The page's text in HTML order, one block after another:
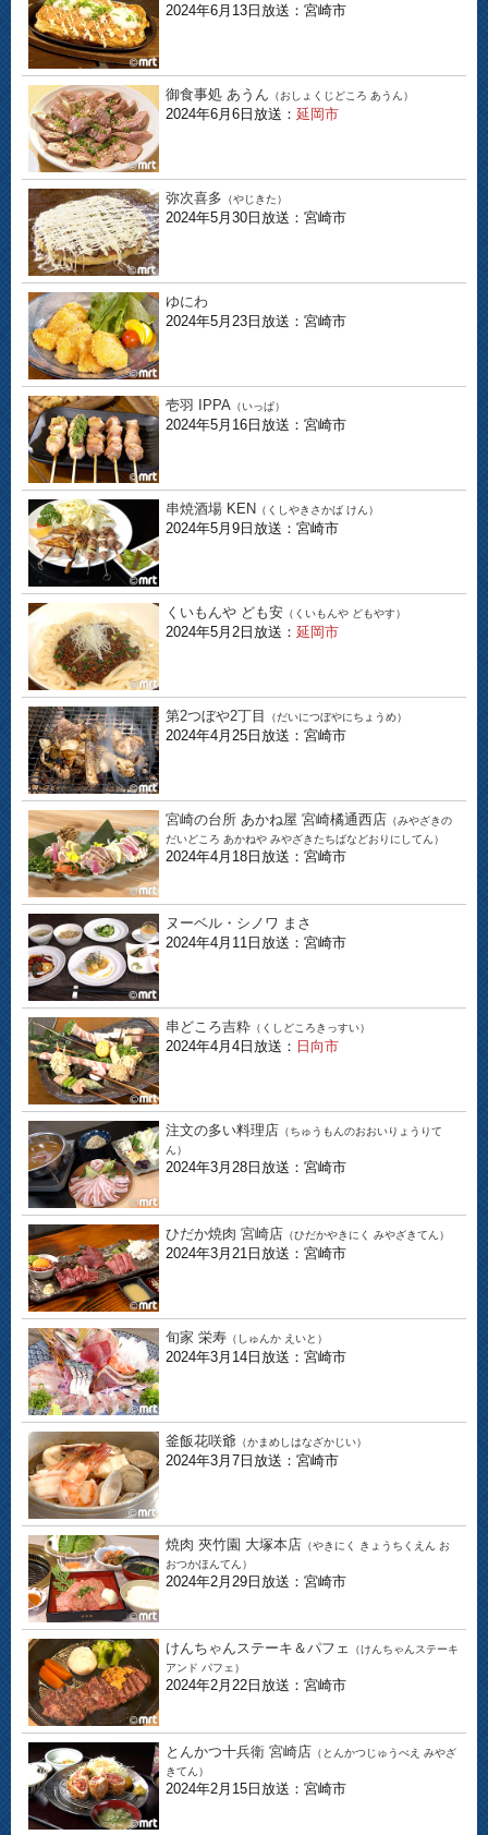
2024年6月13日放送：宮崎市
御食事処 あうん （おしょくじどころ あうん）
2024年6月6日放送： 延岡市
弥次喜多 （やじきた）
2024年5月30日放送：宮崎市
ゆにわ
2024年5月23日放送：宮崎市
壱羽 IPPA （いっぱ）
2024年5月16日放送：宮崎市
串焼酒場 KEN （くしやきさかば けん）
2024年5月9日放送：宮崎市
くいもんや ども安 （くいもんや どもやす）
2024年5月2日放送： 延岡市
第2つぼや2丁目 （だいにつぼやにちょうめ）
2024年4月25日放送：宮崎市
宮崎の台所 あかね屋 宮崎橘通西店 （みやざきの
だいどころ あかねや みやざきたちばなどおりにしてん）
2024年4月18日放送：宮崎市
ヌーベル・シノワ まさ
2024年4月11日放送：宮崎市
串どころ吉粋 （くしどころきっすい）
2024年4月4日放送： 日向市
注文の多い料理店 （ちゅうもんのおおいりょうりて
ん）
2024年3月28日放送：宮崎市
ひだか焼肉 宮崎店 （ひだかやきにく みやざきてん）
2024年3月21日放送：宮崎市
旬家 栄寿 （しゅんか えいと）
2024年3月14日放送：宮崎市
釜飯花咲爺 （かまめしはなざかじい）
2024年3月7日放送：宮崎市
焼肉 夾竹園 大塚本店 （やきにく きょうちくえん お
おつかほんてん）
2024年2月29日放送：宮崎市
けんちゃんステーキ＆パフェ
（けんちゃんステーキ
アンド パフェ）
2024年2月22日放送：宮崎市
とんかつ十兵衛 宮崎店 （とんかつじゅうべえ みやざ
きてん）
2024年2月15日放送：宮崎市